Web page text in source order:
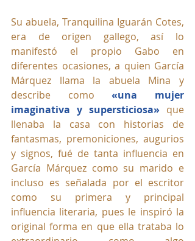
Su abuela, Tranquilina Iguarán Cotes,
era de origen gallego, así lo
manifestó el propio Gabo en
diferentes ocasiones, a quien García
Márquez llama la abuela Mina y
describe como «una mujer
imaginativa y supersticiosa» que
llenaba la casa con historias de
fantasmas, premoniciones, augurios
y signos, fué de tanta influencia en
García Márquez como su marido e
incluso es señalada por el escritor
como su primera y principal
influencia literaria, pues le inspiró la
original forma en que ella trataba lo